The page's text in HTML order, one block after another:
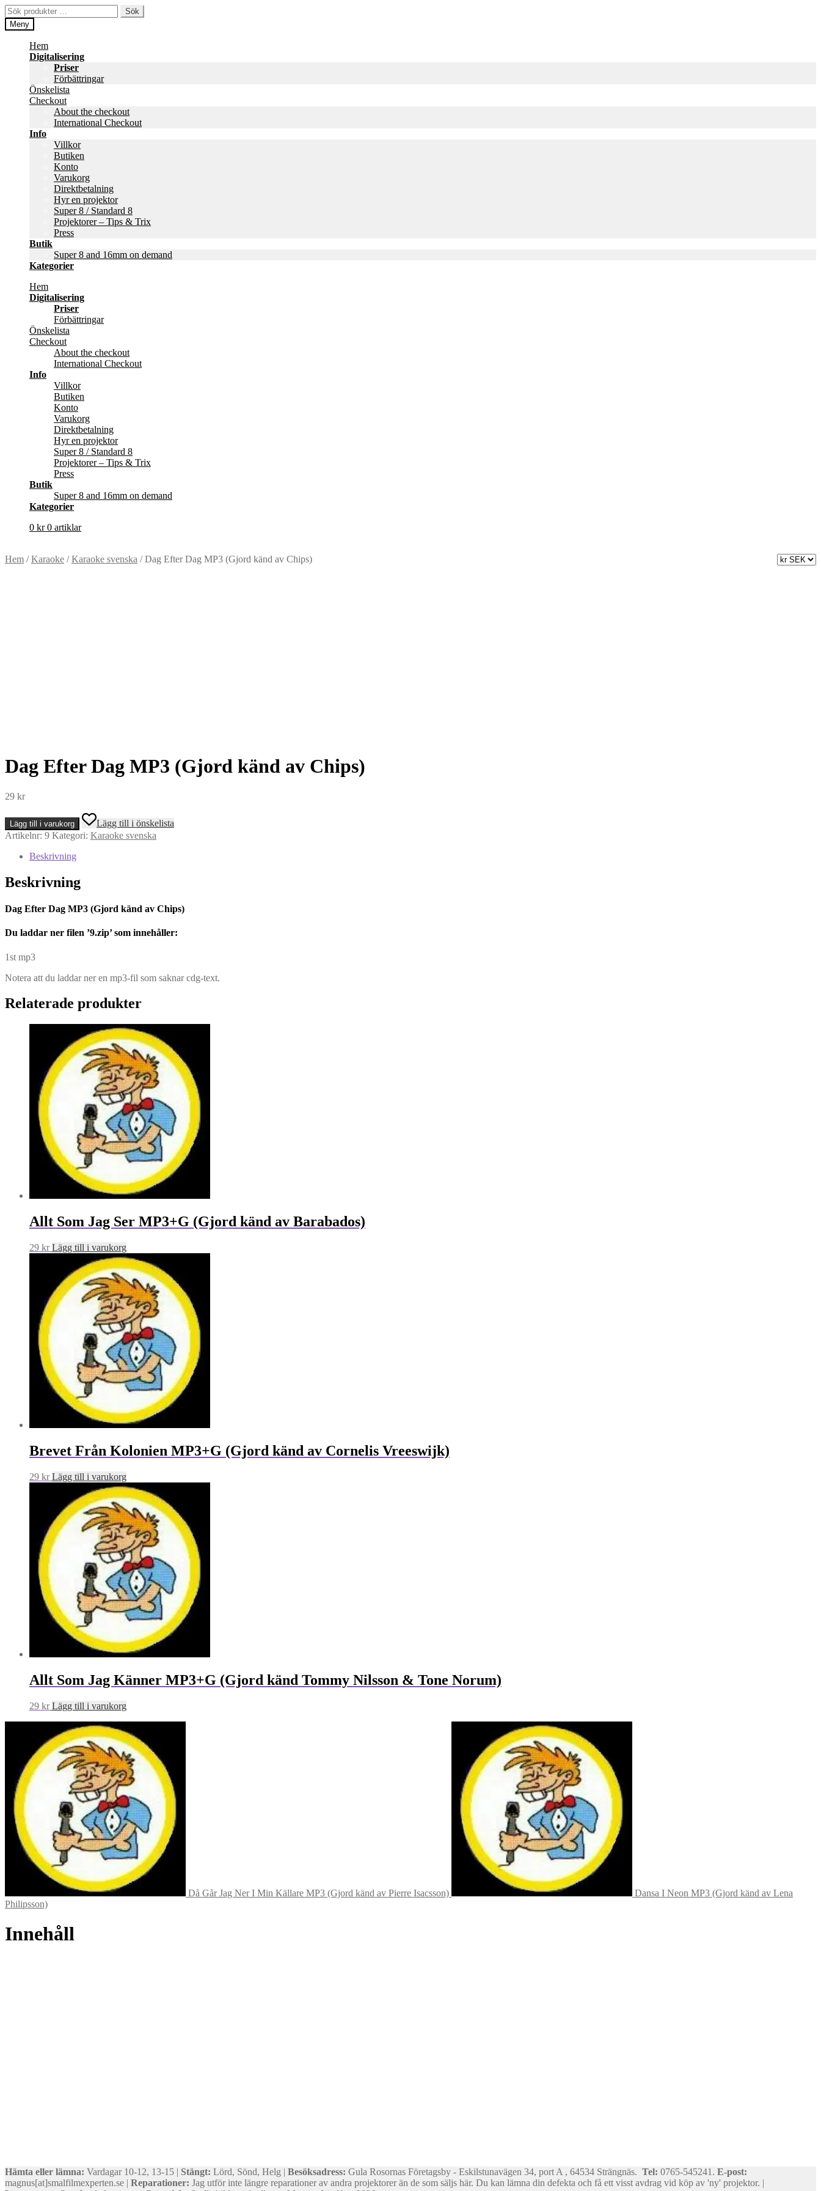
Hoppa
till
navigering
Hoppa
till
innehåll
Sök
efter:
Sök
Meny
Hem
Digitalisering
Priser
Förbättringar
Önskelista
Checkout
About the checkout
International Checkout
Info
Villkor
Butiken
Konto
Varukorg
Direktbetalning
Hyr en projektor
Super 8 / Standard 8
Projektorer – Tips & Trix
Press
Butik
Super 8 and 16mm on demand
Kategorier
Hem
Digitalisering
Priser
Förbättringar
Önskelista
Checkout
About the checkout
International Checkout
Info
Villkor
Butiken
Konto
Varukorg
Direktbetalning
Hyr en projektor
Super 8 / Standard 8
Projektorer – Tips & Trix
Press
Butik
Super 8 and 16mm on demand
Kategorier
0 kr 0 artiklar
Hem /Karaoke /Karaoke svenska /Dag Efter Dag MP3 (Gjord känd av Chips)
Dag Efter Dag MP3 (Gjord känd av Chips)
29 kr
Dag
Efter
Dag
(Gjord
av
mängd
Lägg till i varukorg
Lägg till i önskelista
Artikelnr: 9 Kategori: Karaoke svenska
Beskrivning
Beskrivning
Dag Efter Dag MP3 (Gjord känd av Chips)
Du laddar ner filen ’9.zip’ som innehåller:
1st mp3
Notera att du laddar ner en mp3-fil som saknar cdg-text.
Relaterade produkter
Allt Som Jag Ser MP3+G (Gjord känd av Barabados)
29 kr Lägg till i varukorg
Brevet Från Kolonien MP3+G (Gjord känd av Cornelis Vreeswijk)
29 kr Lägg till i varukorg
Allt Som Jag Känner MP3+G (Gjord känd Tommy Nilsson & Tone Norum)
29 kr Lägg till i varukorg
Då Går Jag Ner I Min Källare MP3 (Gjord känd av Pierre Isacsson)
Dansa I Neon MP3 (Gjord känd av Lena
Philipsson)
Innehåll
Hämta eller lämna: Vardagar 10-12, 13-15 | Stängt: Lörd, Sönd, Helg | Besöksadress: Gula Rosornas Företagsby - Eskilstunavägen 34, port A , 64534 Strängnäs. Tel: 0765-545241. E-post:
magnus[at]smalfilmexperten.se | Reparationer: Jag utför inte längre reparationer av andra projektorer än de som säljs här. Du kan lämna din defekta och få ett visst avdrag vid köp av 'ny' projektor. |